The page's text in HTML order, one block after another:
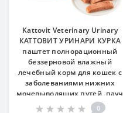
Kattovit Veterinary Urinary
КАТТОВИТ УРИНАРИ КУРКА
паштет полнорационный
беззерновой влажный
лечебный корм для кошек с
заболеваниями нижних
мочевыводящих путей, пауч
85г
0